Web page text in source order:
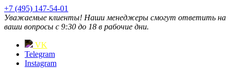
+7 (495) 147-54-01
Уважаемые клиенты! Наши менеджеры смогут ответить на
ваши вопросы с 9:30 до 18 в рабочие дни.
VK
Telegram
Instagram